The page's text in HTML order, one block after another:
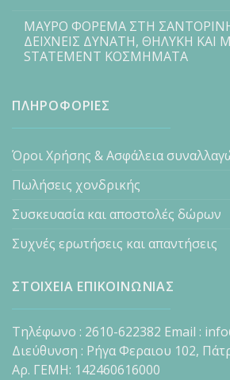
ΜΑΥΡΟ ΦΟΡΕΜΑ ΣΤΗ
ΔΕΙΧΝΕΙΣ ΔΥΝΑΤΗ, ΘΗΛΥΚΗ ΚΑΙ
STATEMENT ΚΟΣΜΗΜΑΤΑ
ΠΛΗΡΟΦΟΡΙΕΣ
Όροι Χρήσης & Ασφάλεια
Πωλήσεις χονδρικής
Συσκευασία και αποστολές δώρων
Συχνές ερωτήσεις και απαντήσεις
ΣΤΟΙΧΕΙΑ ΕΠΙΚΟΙΝΩΝΙΑΣ
Τηλέφωνο : 2610-622382 Email :
Διεύθυνση : Ρήγα Φεραιου 102,
Αρ. ΓΕΜΗ: 142460616000